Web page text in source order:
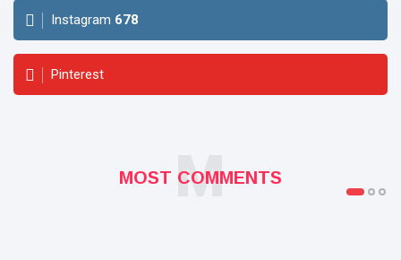
Instagram 678
Pinterest
MOST COMMENTS
M